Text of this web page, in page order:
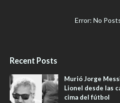
Error: No
Recent Posts
Murió Jorge
Lionel desde las
cima del fútbol